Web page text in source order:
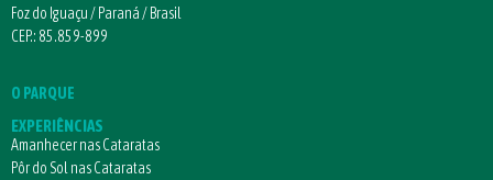
Foz do Iguaçu / Paraná / Brasil
CEP.: 85.859-899
O PARQUE
EXPERIÊNCIAS
Amanhecer nas Cataratas
Pôr do Sol nas Cataratas